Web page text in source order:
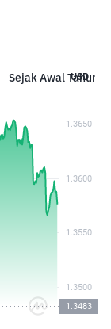
Sejak Awal Tahun
USD